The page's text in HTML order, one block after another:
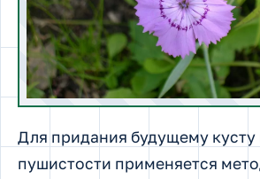
Для придания будущему кусту
пушистости применяется